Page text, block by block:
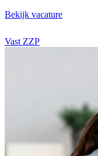
Bekijk vacature
Vast ZZP